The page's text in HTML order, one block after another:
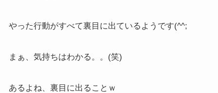
やった行動がすべて裏目に出ているようです(^^;
まぁ、気持ちはわかる。。(笑)
あるよね、裏目に出ることｗ